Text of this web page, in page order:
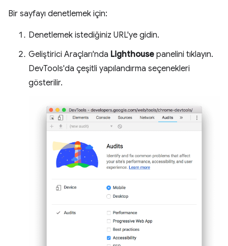
Bir sayfayı denetlemek için:
Denetlemek istediğiniz URL'ye gidin.
Geliştirici Araçları'nda Lighthouse panelini tıklayın.
DevTools'da çeşitli yapılandırma seçenekleri
gösterilir.